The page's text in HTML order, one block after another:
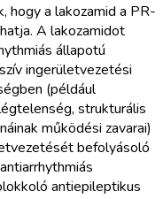
hogy a lakozamid a PR-
A lakozamidot
állapotú
ingerületvezetési
(például
strukturális
működési zavarai)
befolyásoló
antiepileptikus